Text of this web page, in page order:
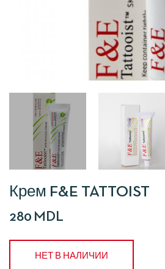
Крем F&E TATTOIST
280 MDL
НЕТ В НАЛИЧИИ